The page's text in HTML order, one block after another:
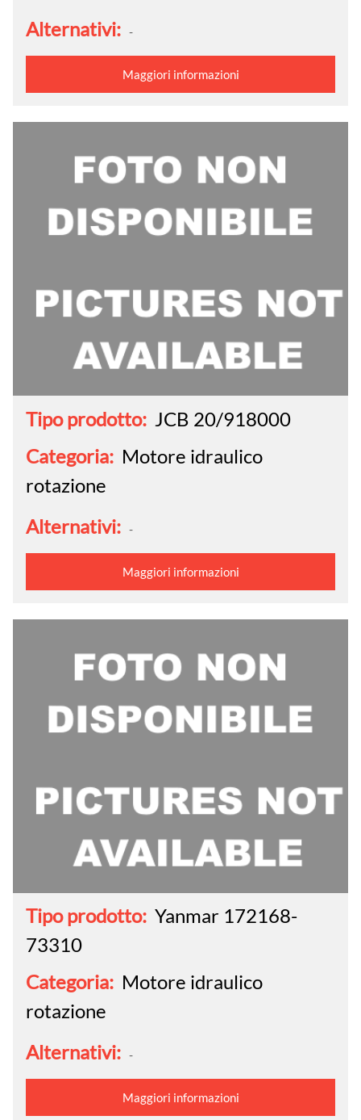
Alternativi: -
Maggiori informazioni
Tipo prodotto: JCB 20/918000
Categoria: Motore idraulico
rotazione
Alternativi: -
Maggiori informazioni
Tipo prodotto: Yanmar 172168-
73310
Categoria: Motore idraulico
rotazione
Alternativi: -
Maggiori informazioni